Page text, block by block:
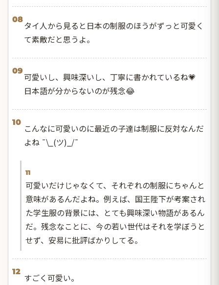
08
タイ人から見ると日本の制服のほうがずっと可愛く
て素敵だと思うよ。
09
可愛いし、興味深いし、丁寧に書かれているね💗
日本語が分からないのが残念😂
10
こんなに可愛いのに最近の子達は制服に反対なんだ
よね ¯\_(ツ)_/¯
11
可愛いだけじゃなくて、それぞれの制服にちゃんと
意味があるんだよね。例えば、国王陛下が考案され
た学生服の背景には、とても興味深い物語があるん
だ。残念なことに、今の若い世代はそれを学ぼうと
せず、安易に批評ばかりしてる。
12
すごく可愛い。